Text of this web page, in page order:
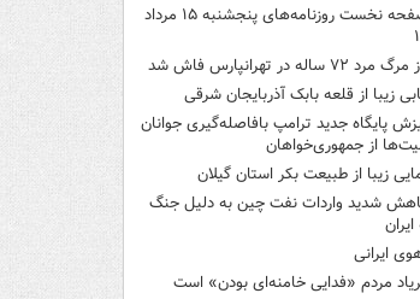
صفحه نخست روزنامه‌های پنجشنبه ۱۵ مرداد
مرد ۷۲ ساله در تهرانپارس فاش شد
زیبا از قلعه بابک آذربایجان شرقی
پایگاه جدید ترامپ بافاصله‌گیری جوانان
از جمهوری‌خواهان
زیبا از طبیعت بکر استان گیلان
شدید واردات نفت چین به دلیل جنگ
ایرانی
مردم «فدایی خامنه‌ای بودن» است